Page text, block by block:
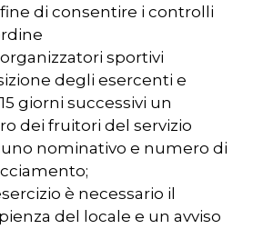
di consentire i controlli
sportivi
degli esercenti e
giorni successivi un
dei fruitori del servizio
nominativo e numero di
è necessario il
del locale e un avviso